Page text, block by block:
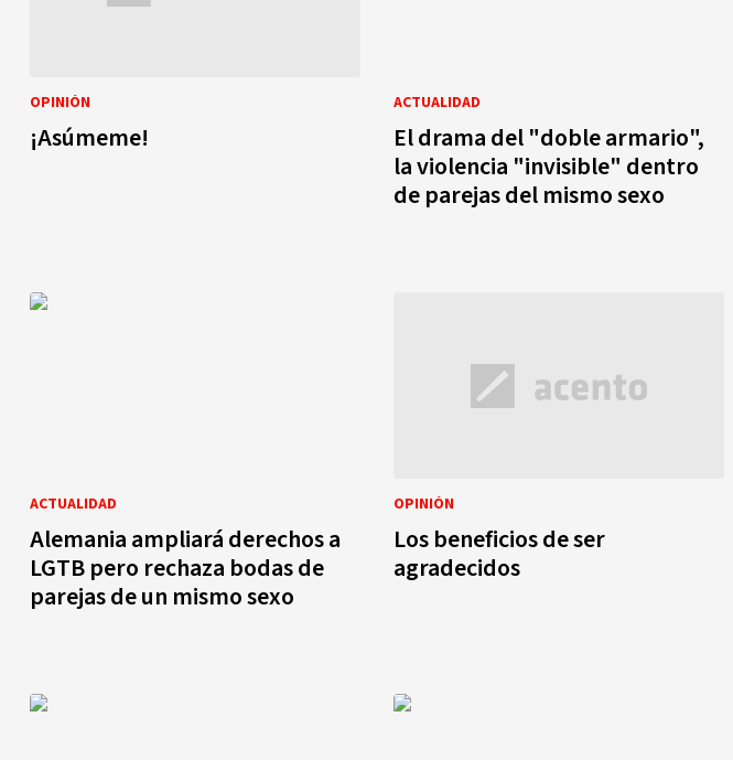
OPINIÓN
¡Asúmeme!
ACTUALIDAD
El drama del "doble armario",
la violencia "invisible" dentro
de parejas del mismo sexo
ACTUALIDAD
Alemania ampliará derechos a
LGTB pero rechaza bodas de
parejas de un mismo sexo
OPINIÓN
Los beneficios de ser
agradecidos